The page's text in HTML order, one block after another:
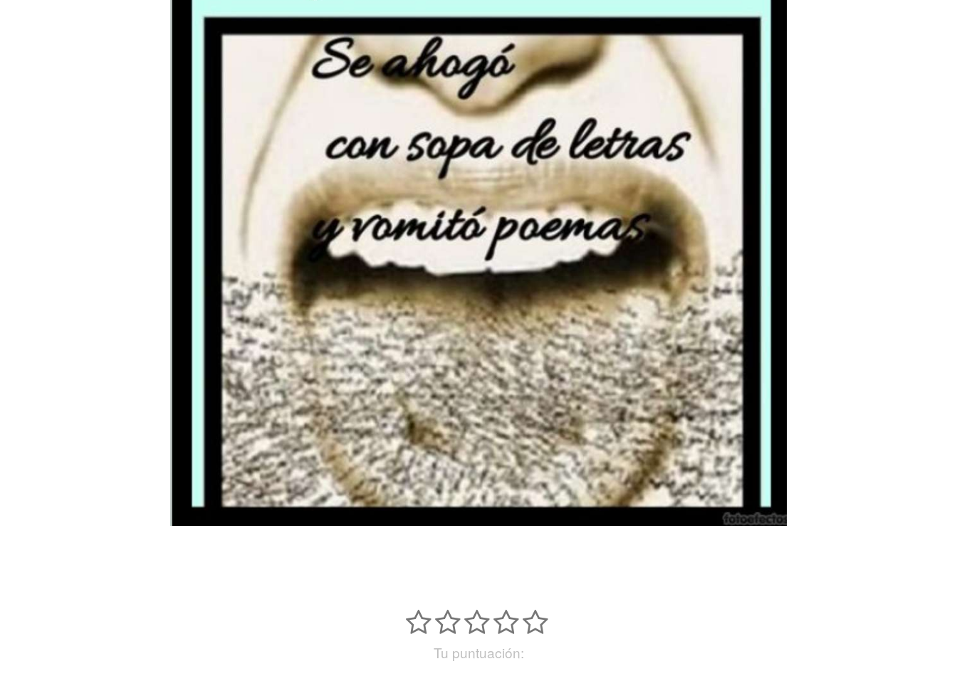
Tu puntuación: